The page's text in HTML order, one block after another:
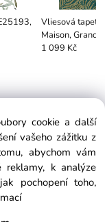
Vliesová
Maison,
1 099 Kč
reserved
cookie a další
vašeho zážitku z
abychom vám
reklamy, k analýze
pochopení toho,